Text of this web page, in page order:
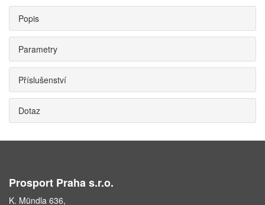
Popis
Parametry
Příslušenství
Dotaz
Prosport Praha s.r.o.
K. Mündla 636,